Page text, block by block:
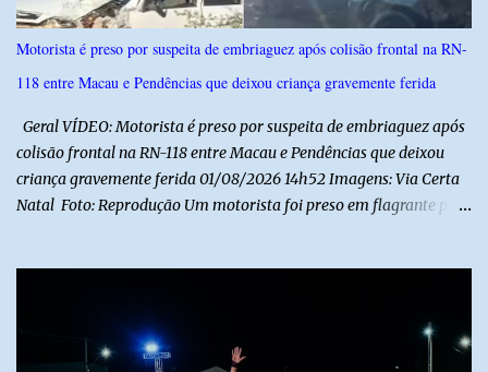
Motorista é preso por suspeita de embriaguez após colisão frontal na RN-
118 entre Macau e Pendências que deixou criança gravemente ferida
Geral VÍDEO: Motorista é preso por suspeita de embriaguez após
colisão frontal na RN-118 entre Macau e Pendências que deixou
criança gravemente ferida 01/08/2026 14h52 Imagens: Via Certa
Natal Foto: Reprodução Um motorista foi preso em flagrante por
Um dos condutores apresentava sinais de embriaguez, foi levado
ao Hospital Regional Tarcísio Maia, em Mossoró, e autuado em